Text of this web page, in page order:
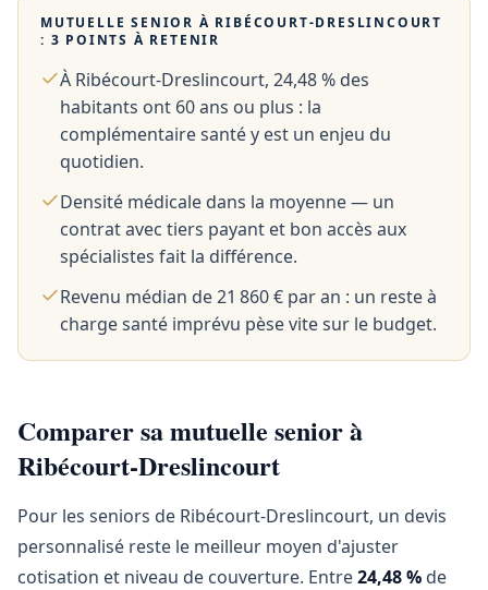
MUTUELLE SENIOR À RIBÉCOURT-DRESLINCOURT
: 3 POINTS À RETENIR
À Ribécourt-Dreslincourt, 24,48 % des
habitants ont 60 ans ou plus : la
complémentaire santé y est un enjeu du
quotidien.
Densité médicale dans la moyenne — un
contrat avec tiers payant et bon accès aux
spécialistes fait la différence.
Revenu médian de 21 860 € par an : un reste à
charge santé imprévu pèse vite sur le budget.
Comparer sa mutuelle senior à
Ribécourt-Dreslincourt
Pour les seniors de Ribécourt-Dreslincourt, un devis
personnalisé reste le meilleur moyen d'ajuster
cotisation et niveau de couverture. Entre24,48 % de